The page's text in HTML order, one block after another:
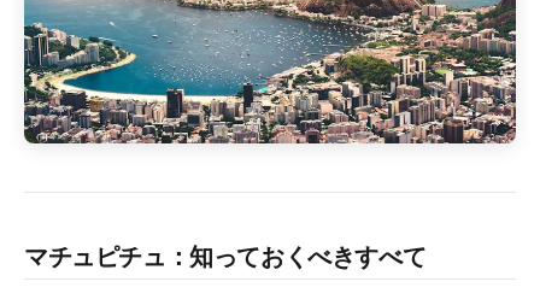
マチュピチュ：知っておくべきすべて